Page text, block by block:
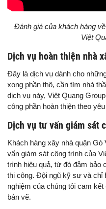
Đánh giá của khách hàng
Việt
Dịch vụ hoàn thiện nhà
Đây là dịch vụ dành cho
xong phần thô, cần tìm nhà
dịch vụ này, Việt Quang
công phần hoàn thiện theo
Dịch vụ tư vấn giám sát
Khách hàng xây nhà quận
vấn giám sát công trình của
trình hiệu quả, từ đó đảm bảo
thi công. Đội ngũ kỹ sư và chỉ
nghiệm của chúng tôi cam
bản vẽ.